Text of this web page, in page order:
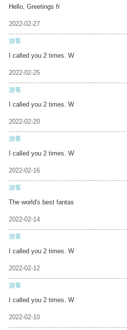
Hello, Greetings fr
2022-02-27
游客
I called you 2 times. W
2022-02-25
游客
I called you 2 times. W
2022-02-20
游客
I called you 2 times. W
2022-02-16
游客
The world's best fantas
2022-02-14
游客
I called you 2 times. W
2022-02-12
游客
I called you 2 times. W
2022-02-10